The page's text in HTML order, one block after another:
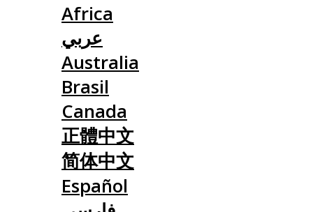
Africa
عربي
Australia
Brasil
Canada
正體中文
简体中文
Español